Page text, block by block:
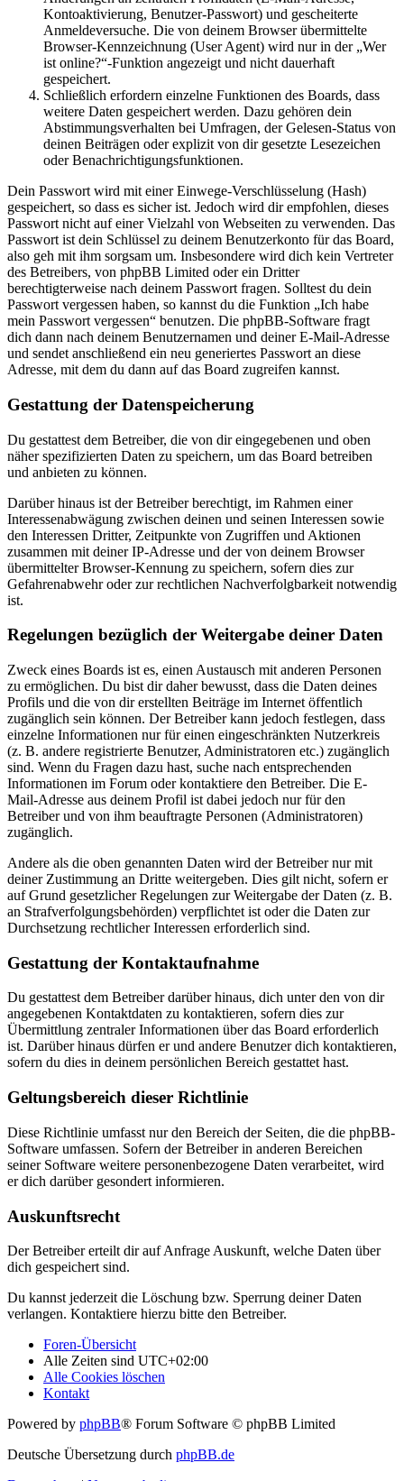
Kontoaktivierung, Benutzer-Passwort) und gescheiterte
Anmeldeversuche. Die von deinem Browser übermittelte
Browser-Kennzeichnung (User Agent) wird nur in der „Wer
ist online?“-Funktion angezeigt und nicht dauerhaft
gespeichert.
Schließlich erfordern einzelne Funktionen des Boards, dass
weitere Daten gespeichert werden. Dazu gehören dein
Abstimmungsverhalten bei Umfragen, der Gelesen-Status von
deinen Beiträgen oder explizit von dir gesetzte Lesezeichen
oder Benachrichtigungsfunktionen.
Dein Passwort wird mit einer Einwege-Verschlüsselung (Hash)
gespeichert, so dass es sicher ist. Jedoch wird dir empfohlen, dieses
Passwort nicht auf einer Vielzahl von Webseiten zu verwenden. Das
Passwort ist dein Schlüssel zu deinem Benutzerkonto für das Board,
also geh mit ihm sorgsam um. Insbesondere wird dich kein Vertreter
des Betreibers, von phpBB Limited oder ein Dritter
berechtigterweise nach deinem Passwort fragen. Solltest du dein
Passwort vergessen haben, so kannst du die Funktion „Ich habe
mein Passwort vergessen“ benutzen. Die phpBB-Software fragt
dich dann nach deinem Benutzernamen und deiner E-Mail-Adresse
und sendet anschließend ein neu generiertes Passwort an diese
Adresse, mit dem du dann auf das Board zugreifen kannst.
Gestattung der Datenspeicherung
Du gestattest dem Betreiber, die von dir eingegebenen und oben
näher spezifizierten Daten zu speichern, um das Board betreiben
und anbieten zu können.
Darüber hinaus ist der Betreiber berechtigt, im Rahmen einer
Interessenabwägung zwischen deinen und seinen Interessen sowie
den Interessen Dritter, Zeitpunkte von Zugriffen und Aktionen
zusammen mit deiner IP-Adresse und der von deinem Browser
übermittelter Browser-Kennung zu speichern, sofern dies zur
Gefahrenabwehr oder zur rechtlichen Nachverfolgbarkeit notwendig
ist.
Regelungen bezüglich der Weitergabe deiner Daten
Zweck eines Boards ist es, einen Austausch mit anderen Personen
zu ermöglichen. Du bist dir daher bewusst, dass die Daten deines
Profils und die von dir erstellten Beiträge im Internet öffentlich
zugänglich sein können. Der Betreiber kann jedoch festlegen, dass
einzelne Informationen nur für einen eingeschränkten Nutzerkreis
(z. B. andere registrierte Benutzer, Administratoren etc.) zugänglich
sind. Wenn du Fragen dazu hast, suche nach entsprechenden
Informationen im Forum oder kontaktiere den Betreiber. Die E-
Mail-Adresse aus deinem Profil ist dabei jedoch nur für den
Betreiber und von ihm beauftragte Personen (Administratoren)
zugänglich.
Andere als die oben genannten Daten wird der Betreiber nur mit
deiner Zustimmung an Dritte weitergeben. Dies gilt nicht, sofern er
auf Grund gesetzlicher Regelungen zur Weitergabe der Daten (z. B.
an Strafverfolgungsbehörden) verpflichtet ist oder die Daten zur
Durchsetzung rechtlicher Interessen erforderlich sind.
Gestattung der Kontaktaufnahme
Du gestattest dem Betreiber darüber hinaus, dich unter den von dir
angegebenen Kontaktdaten zu kontaktieren, sofern dies zur
Übermittlung zentraler Informationen über das Board erforderlich
ist. Darüber hinaus dürfen er und andere Benutzer dich kontaktieren,
sofern du dies in deinem persönlichen Bereich gestattet hast.
Geltungsbereich dieser Richtlinie
Diese Richtlinie umfasst nur den Bereich der Seiten, die die phpBB-
Software umfassen. Sofern der Betreiber in anderen Bereichen
seiner Software weitere personenbezogene Daten verarbeitet, wird
er dich darüber gesondert informieren.
Auskunftsrecht
Der Betreiber erteilt dir auf Anfrage Auskunft, welche Daten über
dich gespeichert sind.
Du kannst jederzeit die Löschung bzw. Sperrung deiner Daten
verlangen. Kontaktiere hierzu bitte den Betreiber.
Foren-Übersicht
Alle Zeiten sind UTC+02:00
Alle Cookies löschen
Kontakt
Powered by phpBB® Forum Software © phpBB Limited
Deutsche Übersetzung durch phpBB.de